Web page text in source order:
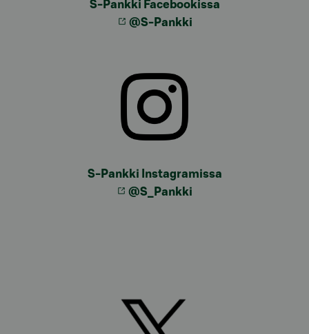
S-Pankki Facebookissa
@S-Pankki
S-Pankki Instagramissa
@S_Pankki